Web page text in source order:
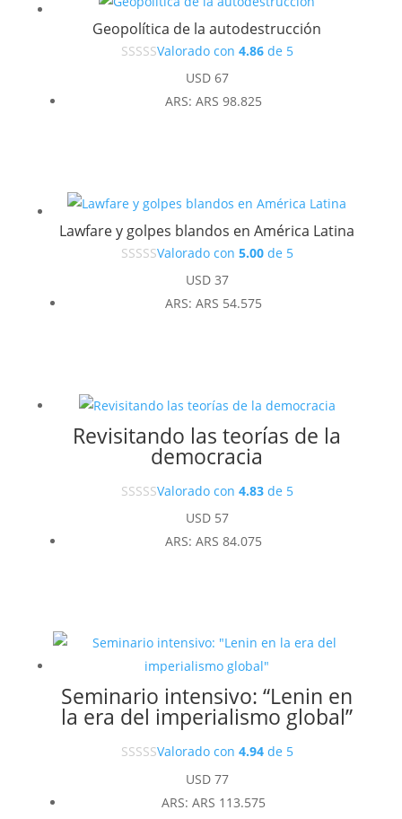
Geopolítica de la autodestrucción
Valorado con 4.86de 5
USD67
ARS: ARS 98.825
Lawfare y golpes blandos en América Latina
Valorado con 5.00de 5
USD37
ARS: ARS 54.575
Revisitando las teorías de la
democracia
Valorado con 4.83de 5
USD57
ARS: ARS 84.075
Seminario intensivo: “Lenin en
la era del imperialismo global”
Valorado con 4.94de 5
USD77
ARS: ARS 113.575